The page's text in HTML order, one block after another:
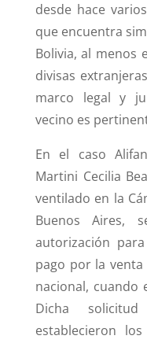
desde hace
que encuentra
Bolivia, al menos
divisas
marco legal y
vecino es
En el caso
Martini Cecilia
ventilado en la
Buenos Aires,
autorización
pago por la
nacional, cuando
Dicha
establecieron